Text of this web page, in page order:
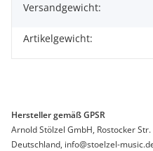
Versandgewicht:
Artikelgewicht:
Hersteller gemäß GPSR
Arnold Stölzel GmbH, Rostocker
Deutschland, info@stoelzel-